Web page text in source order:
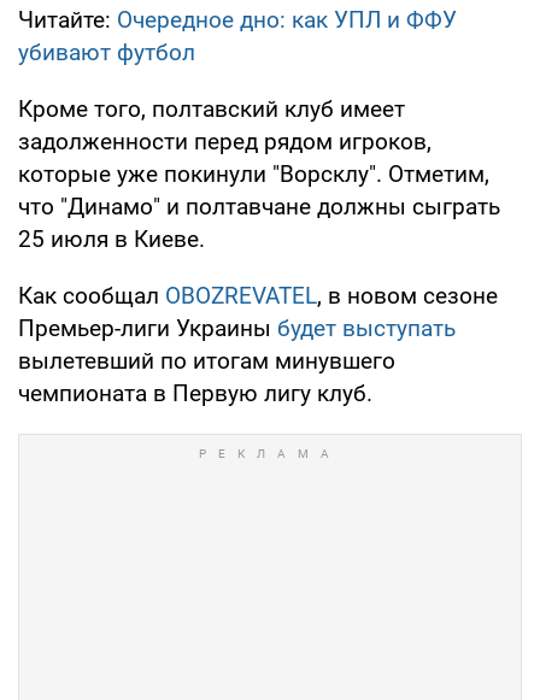
Читайте: Очередное дно: как УПЛ и ФФУ
убивают футбол
Кроме того, полтавский клуб имеет
задолженности перед рядом игроков,
которые уже покинули "Ворсклу". Отметим,
что "Динамо" и полтавчане должны сыграть
25 июля в Киеве.
Как сообщал OBOZREVATEL, в новом сезоне
Премьер-лиги Украины будет выступать
вылетевший по итогам минувшего
чемпионата в Первую лигу клуб.